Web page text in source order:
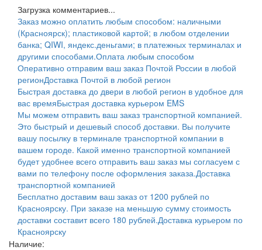
Загрузка комментариев...
Заказ можно оплатить любым способом: наличными
(Красноярск); пластиковой картой; в любом отделении
банка; QIWI, яндекс.деньгами; в платежных терминалах и
другими способами.Оплата любым способом
Оперативно отправим ваш заказ Почтой России в любой
регионДоставка Почтой в любой регион
Быстрая доставка до двери в любой регион в удобное для
вас времяБыстрая доставка курьером EMS
Мы можем отправить ваш заказ транспортной компанией.
Это быстрый и дешевый способ доставки. Вы получите
вашу посылку в терминале транспортной компании в
вашем городе. Какой именно транспортной компанией
будет удобнее всего отправить ваш заказ мы согласуем с
вами по телефону после оформления заказа.Доставка
транспортной компанией
Бесплатно доставим ваш заказ от 1200 рублей по
Красноярску. При заказе на меньшую сумму стоимость
доставки составит всего 180 рублей.Доставка курьером по
Красноярску
Наличие: